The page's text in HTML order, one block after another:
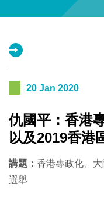
20 Jan 2020
仇國平：香港
以及2019香港
講題： 香港專政化、
選舉